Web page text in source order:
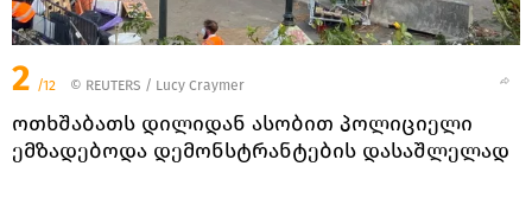
2 /12 © REUTERS / Lucy Craymer
ოთხშაბათს დილიდან ასობით პოლიციელი
ემზადებოდა დემონსტრანტების დასაშლელად